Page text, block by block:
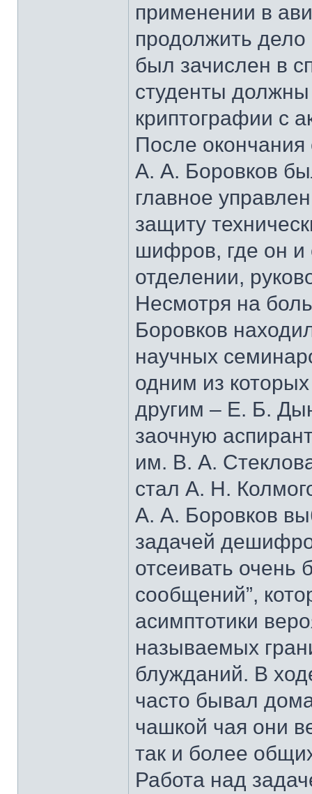
применении в
продолжить дело
был зачислен в
студенты
криптографии с
После окончания
А. А. Боровков
главное
защиту
шифров, где он и
отделении,
Несмотря на
Боровков
научных
одним из
другим – Е. Б.
заочную
им. В. А.
стал А. Н.
А. А. Боровков
задачей
отсеивать очень
сообщений”,
асимптотики
называемых
блужданий. В
часто бывал
чашкой чая они
так и более
Работа над